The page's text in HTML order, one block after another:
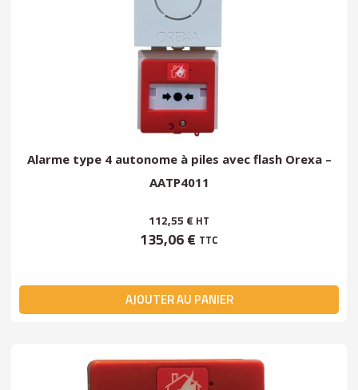
Alarme type 4 autonome à piles avec flash Orexa –
AATP4011
112,55 € HT
135,06 € TTC
AJOUTER AU PANIER